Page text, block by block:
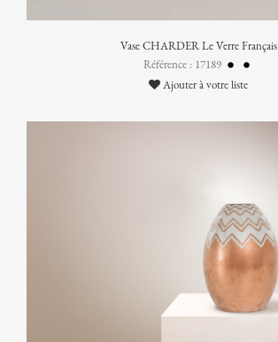
Vase CHARDER Le Verre Français
Référence : 17189
Ajouter à votre liste